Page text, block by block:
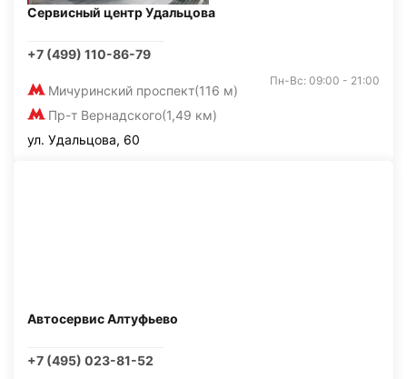
Сервисный центр Удальцова
+7 (499) 110-86-79
Мичуринский проспект(116 м)
Пр-т Вернадского(1,49 км)
Пн-Вс: 09:00 - 21:00
ул. Удальцова, 60
Автосервис Алтуфьево
+7 (495) 023-81-52